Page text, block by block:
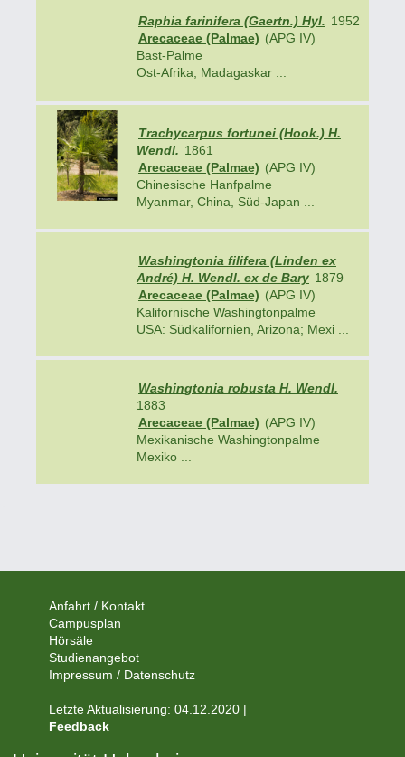
Raphia farinifera (Gaertn.) Hyl. 1952
Arecaceae (Palmae) (APG IV)
Bast-Palme
Ost-Afrika, Madagaskar ...
Trachycarpus fortunei (Hook.) H.
Wendl. 1861
Arecaceae (Palmae) (APG IV)
Chinesische Hanfpalme
Myanmar, China, Süd-Japan ...
Washingtonia filifera (Linden ex
André) H. Wendl. ex de Bary 1879
Arecaceae (Palmae) (APG IV)
Kalifornische Washingtonpalme
USA: Südkalifornien, Arizona; Mexi ...
Washingtonia robusta H. Wendl.
1883
Arecaceae (Palmae) (APG IV)
Mexikanische Washingtonpalme
Mexiko ...
Anfahrt / Kontakt
Campusplan
Hörsäle
Studienangebot
Impressum / Datenschutz
Letzte Aktualisierung: 04.12.2020 |
Feedback